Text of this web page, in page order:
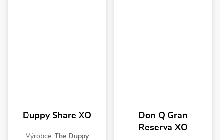
Duppy Share XO
Výrobce: The Duppy
Don Q Gran
Reserva XO